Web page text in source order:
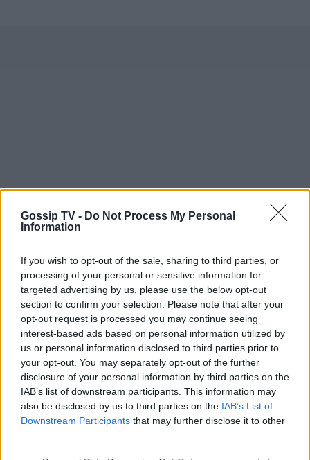
Gossip TV - Do Not Process My Personal
Information
If you wish to opt-out of the sale, sharing to third parties, or
processing of your personal or sensitive information for
targeted advertising by us, please use the below opt-out
section to confirm your selection. Please note that after your
opt-out request is processed you may continue seeing
interest-based ads based on personal information utilized by
us or personal information disclosed to third parties prior to
your opt-out. You may separately opt-out of the further
disclosure of your personal information by third parties on the
IAB’s list of downstream participants. This information may
also be disclosed by us to third parties on the IAB’s List of
Downstream Participants that may further disclose it to other